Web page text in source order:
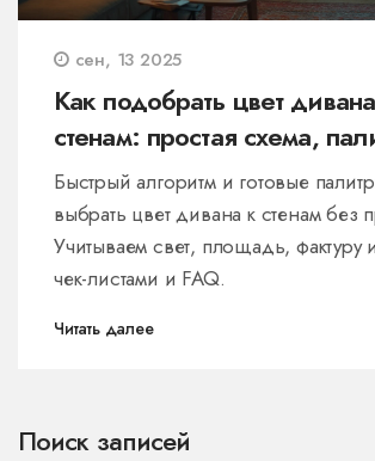
сен, 13 2025
Как подобрать цвет
стенам: простая схема,
ошибки
Быстрый алгоритм и готовые
выбрать цвет дивана к стенам без
Учитываем свет, площадь, фактуру
чек-листами и FAQ.
Читать далее
Поиск записей